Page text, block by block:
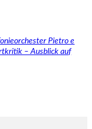
Pietro e
– Ausblick auf